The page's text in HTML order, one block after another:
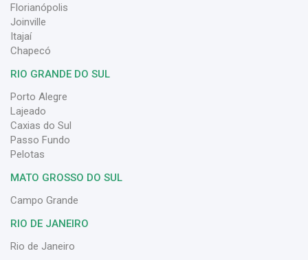
Florianópolis
Joinville
Itajaí
Chapecó
RIO GRANDE DO SUL
Porto Alegre
Lajeado
Caxias do Sul
Passo Fundo
Pelotas
MATO GROSSO DO SUL
Campo Grande
RIO DE JANEIRO
Rio de Janeiro